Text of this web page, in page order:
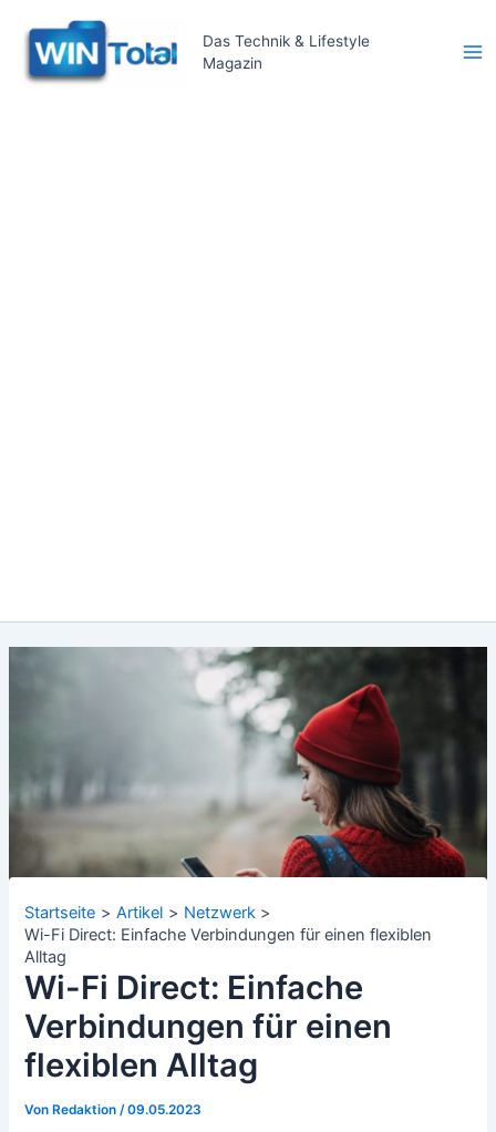
Inhalt
springen
Das Technik & Lifestyle
Magazin
Startseite Artikel
Netzwerk
Wi-Fi Direct: Einfache Verbindungen für einen flexiblen
Alltag
Wi-Fi Direct: Einfache
Verbindungen für einen
flexiblen Alltag
Von Redaktion/09.05.2023